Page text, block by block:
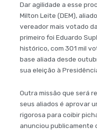
Dar agilidade a esse
Milton Leite (DEM),
vereador mais votado
primeiro foi Eduardo
histórico, com 301 mil
base aliada desde
sua eleição à
Outra missão que será
seus aliados é aprovar
rigorosa para coibir
anunciou publicamente